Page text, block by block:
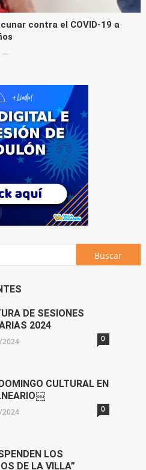
contra el COVID-19 a
Buscar:
DE SESIONES
2024
0
CULTURAL EN
0
LOS
DE LA VILLA”